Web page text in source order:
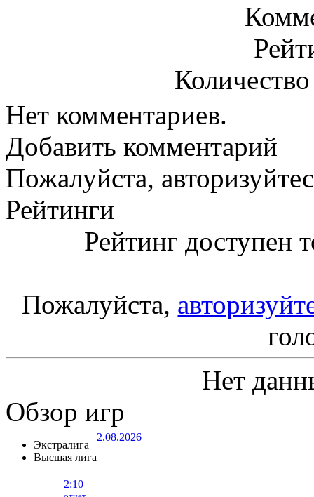
Нет комментариев.
Добавить комментарий
Пожалуйста,
Рейтинги
Рейтинг доступен
Пожалуйста,
Нет
Обзор игр
Экстралига
Высшая лига
2.08.2026
2:10